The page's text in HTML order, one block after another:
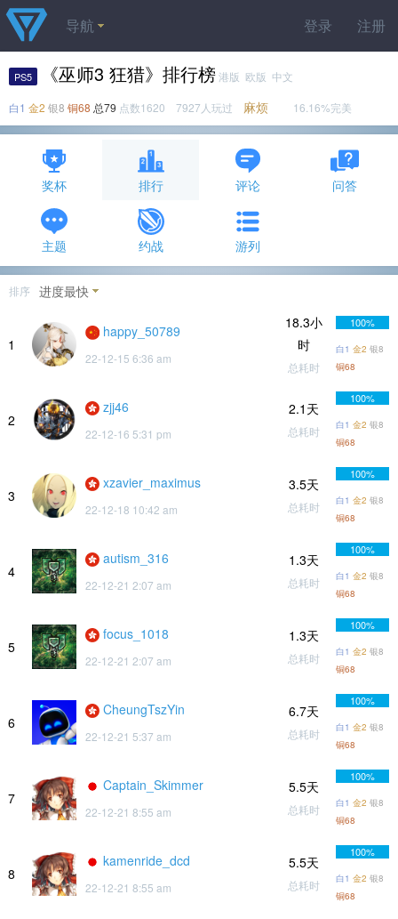
登录 注册
导航
PS5 《巫师3 狂猎》排行榜港版 欧版 中文
白1 金2 银8 铜68 总79 点数1620 7927人玩过 麻烦 16.16%完美
奖杯 排行 评论 问答
主题 约战 游列
排序 进度最快
1
happy_50789
22-12-15 6:36 am
18.3小
时
总耗时
100%
白1 金2 银8
铜68
2
zjj46
22-12-16 5:31 pm
2.1天
总耗时
100%
白1 金2 银8
铜68
3
xzavier_maximus
22-12-18 10:42 am
3.5天
总耗时
100%
白1 金2 银8
铜68
4
autism_316
22-12-21 2:07 am
1.3天
总耗时
100%
白1 金2 银8
铜68
5
focus_1018
22-12-21 2:07 am
1.3天
总耗时
100%
白1 金2 银8
铜68
6
CheungTszYin
22-12-21 5:37 am
6.7天
总耗时
100%
白1 金2 银8
铜68
7
Captain_Skimmer
22-12-21 8:55 am
5.5天
总耗时
100%
白1 金2 银8
铜68
8
kamenride_dcd
22-12-21 8:55 am
5.5天
总耗时
100%
白1 金2 银8
铜68